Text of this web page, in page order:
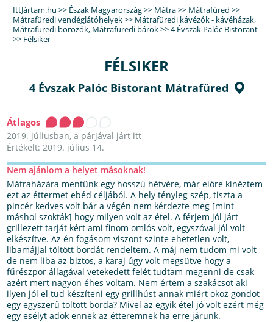
IttJártam.hu >> Észak Magyarország>> Mátra>> Mátrafüred >>
Mátrafüredi vendéglátóhelyek>> Mátrafüredi kávézók - kávéházak,
Mátrafüredi borozók, Mátrafüredi bárok>>4 Évszak Palóc Bistorant
>> Félsiker
FÉLSIKER
4 Évszak Palóc Bistorant Mátrafüred
Átlagos
2019. júliusban, a párjával járt itt
Értékelt: 2019. július 14.
Nem ajánlom a helyet másoknak!
Mátraházára mentünk egy hosszú hétvére, már előre kinéztem
ezt az éttermet ebéd céljából. A hely tényleg szép, tiszta a
pincér kedves volt bár a végén nem kérdezte meg [mint
máshol szokták] hogy milyen volt az étel. A férjem jól járt
grillezett tarját kért ami finom omlós volt, egyszóval jól volt
elkészítve. Az én fogásom viszont szinte ehetetlen volt,
libamájjal töltött bordát rendeltem. A máj nem tudom mi volt
de nem liba az biztos, a karaj úgy volt megsütve hogy a
fűrészpor állagával vetekedett felét tudtam megenni de csak
azért mert nagyon éhes voltam. Nem értem a szakácsot aki
ilyen jól el tud készíteni egy grillhúst annak miért okoz gondot
egy egyszerű töltött borda? Mivel az egyik étel jó volt ezért még
egy esélyt adok ennek az étteremnek ha erre járunk.